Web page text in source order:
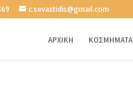
c.sevastidis@gmail.com
ΑΡΧΙΚΗ ΚΟΣΜΗΜΑΤΑ